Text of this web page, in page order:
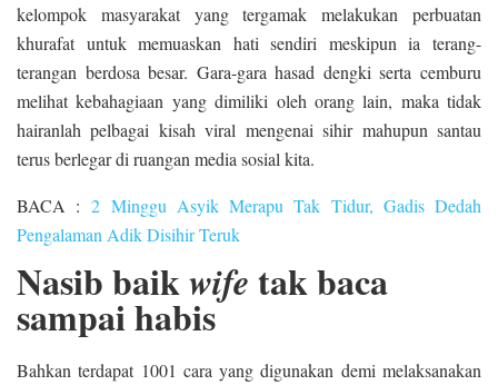
kelompok masyarakat yang tergamak melakukan perbuatan
khurafat untuk memuaskan hati sendiri meskipun ia terang-
terangan berdosa besar. Gara-gara hasad dengki serta cemburu
melihat kebahagiaan yang dimiliki oleh orang lain, maka tidak
hairanlah pelbagai kisah viral mengenai sihir mahupun santau
terus berlegar di ruangan media sosial kita.
BACA :2 Minggu Asyik Merapu Tak Tidur, Gadis Dedah
Pengalaman Adik Disihir Teruk
Nasib baikwife tak baca
sampai habis
Bahkan terdapat 1001 cara yang digunakan demi melaksanakan